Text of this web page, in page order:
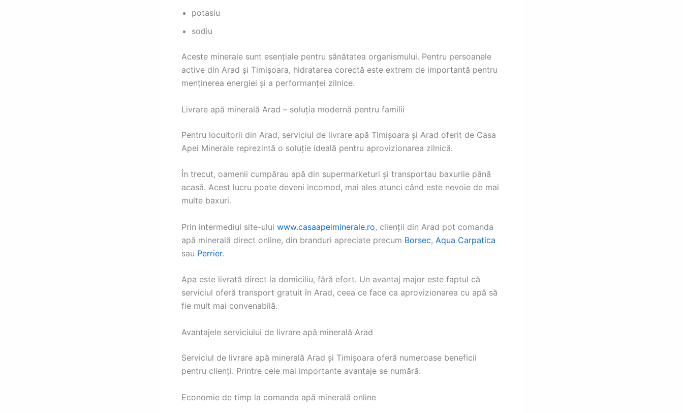
potasiu
sodiu
Aceste minerale sunt esențiale pentru sănătatea organismului. Pentru persoanele
active din Arad și Timișoara, hidratarea corectă este extrem de importantă pentru
menținerea energiei și a performanței zilnice.
Livrare apă minerală Arad – soluția modernă pentru familii
Pentru locuitorii din Arad, serviciul de livrare apă Timișoara și Arad oferit de Casa
Apei Minerale reprezintă o soluție ideală pentru aprovizionarea zilnică.
În trecut, oamenii cumpărau apă din supermarketuri și transportau baxurile până
acasă. Acest lucru poate deveni incomod, mai ales atunci când este nevoie de mai
multe baxuri.
Prin intermediul site-ului www.casaapeiminerale.ro, clienții din Arad pot comanda
apă minerală direct online, din branduri apreciate precum Borsec, Aqua Carpatica
sau Perrier.
Apa este livrată direct la domiciliu, fără efort. Un avantaj major este faptul că
serviciul oferă transport gratuit în Arad, ceea ce face ca aprovizionarea cu apă să
fie mult mai convenabilă.
Avantajele serviciului de livrare apă minerală Arad
Serviciul de livrare apă minerală Arad și Timișoara oferă numeroase beneficii
pentru clienți. Printre cele mai importante avantaje se numără:
Economie de timp la comanda apă minerală online